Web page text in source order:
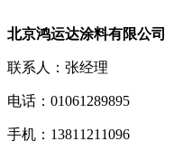
北京鸿运达涂料有限公司
联系人：张经理
电话：01061289895
手机：13811211096